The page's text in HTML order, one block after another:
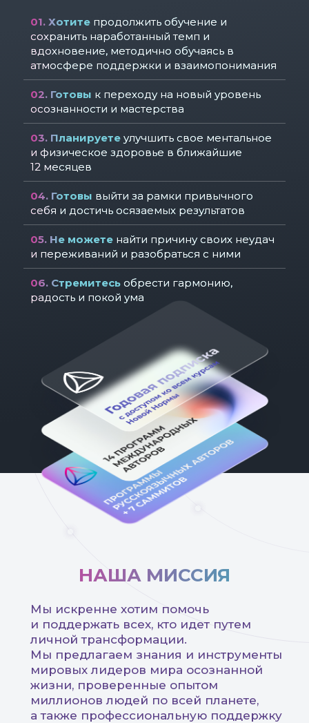
01. Хотите продолжить обучение и
сохранить наработанный темп и
вдохновение, методично обучаясь в
атмосфере поддержки и взаимопонимания
02. Готовы к переходу на новый уровень
осознанности и мастерства
03. Планируете улучшить свое ментальное
и физическое здоровье в ближайшие
12 месяцев
04. Готовы выйти за рамки привычного
себя и достичь осязаемых результатов
05. Не можете найти причину своих неудач
и переживаний и разобраться с ними
06. Стремитесь обрести гармонию,
радость и покой ума
Мы искренне хотим помочь и поддержать
всех, кто идет путем личной
трансформации.
мировых лидеров мира осознанной
жизни, проверенные опытом миллионов
а также профессиональную поддержку и
заботу.
и инструменты мировых лидеров мира
осознанной жизни, проверенные опытом
миллионов людей по всей планете, а
также профессиональную поддержку и
заботу.
НАША МИССИЯ
Мы искренне хотим помочь
и поддержать всех, кто идет путем
личной трансформации.
Мы предлагаем знания и инструменты
мировых лидеров мира осознанной
жизни, проверенные опытом
миллионов людей по всей планете,
а также профессиональную поддержку